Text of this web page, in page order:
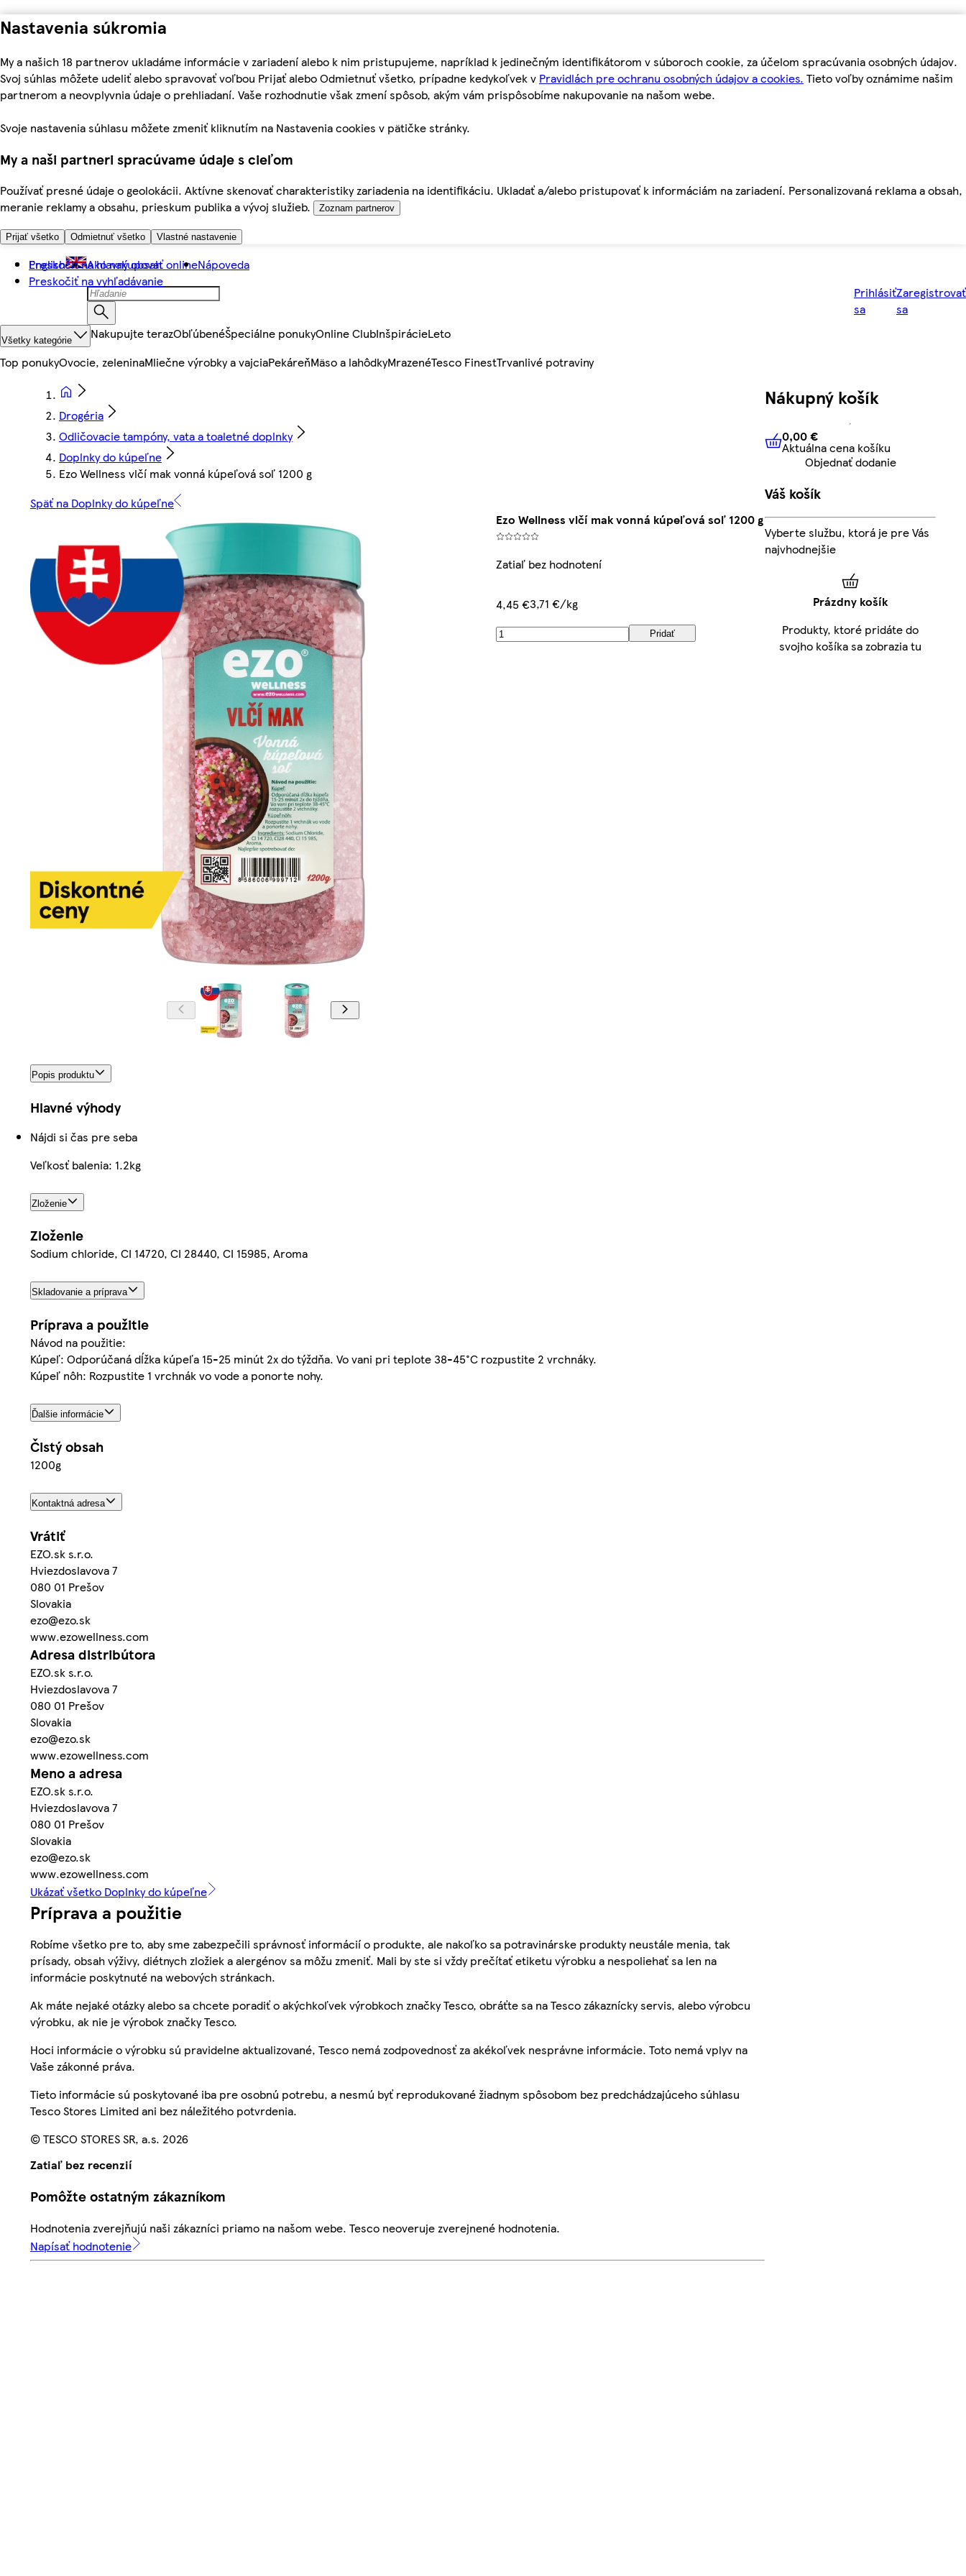
Nastavenia súkromia
My a našich 18 partnerov ukladáme informácie v zariadení alebo k nim pristupujeme, napríklad k jedinečným identifikátorom v súboroch cookie, za účelom spracúvania osobných údajov.
Svoj súhlas môžete udeliť alebo spravovať voľbou Prijať alebo Odmietnuť všetko, prípadne kedykoľvek v Pravidlách pre ochranu osobných údajov a cookies. Tieto voľby oznámime našim
partnerom a neovplyvnia údaje o prehliadaní. Vaše rozhodnutie však zmení spôsob, akým vám prispôsobíme nakupovanie na našom webe.
Svoje nastavenia súhlasu môžete zmeniť kliknutím na Nastavenia cookies v pätičke stránky.
My a naši partneri spracúvame údaje s cieľom
Používať presné údaje o geolokácii. Aktívne skenovať charakteristiky zariadenia na identifikáciu. Ukladať a/alebo pristupovať k informáciám na zariadení. Personalizovaná reklama a obsah,
meranie reklamy a obsahu, prieskum publika a vývoj služieb.
Zoznam partnerov
Prijať všetko Odmietnuť všetko Vlastné nastavenie
Preskočiť na hlavný obsah
Preskočiť na vyhľadávanie
English Ako nakupovať onlineNápoveda
Prihlásiť
sa
Zaregistrovať
sa
Všetky kategórie Nakupujte terazObľúbenéŠpeciálne ponukyOnline ClubInšpirácieLeto
Top ponukyOvocie, zeleninaMliečne výrobky a vajciaPekáreňMäso a lahôdkyMrazenéTesco FinestTrvanlivé potraviny
Drogéria
Odličovacie tampóny, vata a toaletné doplnky
Doplnky do kúpeľne
Ezo Wellness vlčí mak vonná kúpeľová soľ 1200 g
Späť na Doplnky do kúpeľne
Ezo Wellness vlčí mak vonná kúpeľová soľ 1200 g
Zatiaľ bez hodnotení
4,45 €3,71 €/kg
Pridať
Popis produktu
Hlavné výhody
Nájdi si čas pre seba
Veľkosť balenia: 1.2kg
Zloženie
Zloženie
Sodium chloride, CI 14720, CI 28440, CI 15985, Aroma
Skladovanie a príprava
Príprava a použitie
Návod na použitie:
Kúpeľ: Odporúčaná dĺžka kúpeľa 15-25 minút 2x do týždňa. Vo vani pri teplote 38-45°C rozpustite 2 vrchnáky.
Kúpeľ nôh: Rozpustite 1 vrchnák vo vode a ponorte nohy.
Ďalšie informácie
Čistý obsah
1200g
Kontaktná adresa
Vrátiť
EZO.sk s.r.o.
Hviezdoslavova 7
080 01 Prešov
Slovakia
ezo@ezo.sk
www.ezowellness.com
Adresa distribútora
EZO.sk s.r.o.
Hviezdoslavova 7
080 01 Prešov
Slovakia
ezo@ezo.sk
www.ezowellness.com
Meno a adresa
EZO.sk s.r.o.
Hviezdoslavova 7
080 01 Prešov
Slovakia
ezo@ezo.sk
www.ezowellness.com
Ukázať všetko Doplnky do kúpeľne
Príprava a použitie
Robíme všetko pre to, aby sme zabezpečili správnosť informácií o produkte, ale nakoľko sa potravinárske produkty neustále menia, tak
prísady, obsah výživy, diétnych zložiek a alergénov sa môžu zmeniť. Mali by ste si vždy prečítať etiketu výrobku a nespoliehať sa len na
informácie poskytnuté na webových stránkach.
Ak máte nejaké otázky alebo sa chcete poradiť o akýchkoľvek výrobkoch značky Tesco, obráťte sa na Tesco zákaznícky servis, alebo výrobcu
výrobku, ak nie je výrobok značky Tesco.
Hoci informácie o výrobku sú pravidelne aktualizované, Tesco nemá zodpovednosť za akékoľvek nesprávne informácie. Toto nemá vplyv na
Vaše zákonné práva.
Tieto informácie sú poskytované iba pre osobnú potrebu, a nesmú byť reprodukované žiadnym spôsobom bez predchádzajúceho súhlasu
Tesco Stores Limited ani bez náležitého potvrdenia.
© TESCO STORES SR, a.s. 2026
Zatiaľ bez recenzií
Pomôžte ostatným zákazníkom
Hodnotenia zverejňujú naši zákazníci priamo na našom webe. Tesco neoveruje zverejnené hodnotenia.
Napísať hodnotenie
Nákupný košík
0,00 € Aktuálna cena košíku
0,00 €
Aktuálna cena košíku
Objednať dodanie
Váš košík
Vyberte službu, ktorá je pre Vás
najvhodnejšie
Prázdny košík
Produkty, ktoré pridáte do
svojho košíka sa zobrazia tu